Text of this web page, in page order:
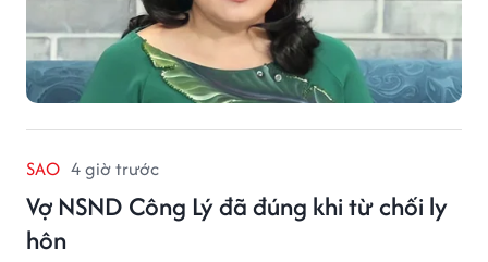
SAO 4 giờ trước
Vợ NSND Công Lý đã đúng khi từ chối ly
hôn